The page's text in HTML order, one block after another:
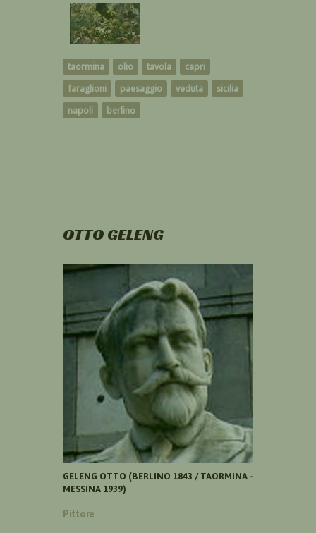
taormina olio tavola capri
faraglioni paesaggio veduta sicilia
napoli berlino
OTTO GELENG
GELENG OTTO (BERLINO 1843 / TAORMINA -
MESSINA 1939)
Pittore